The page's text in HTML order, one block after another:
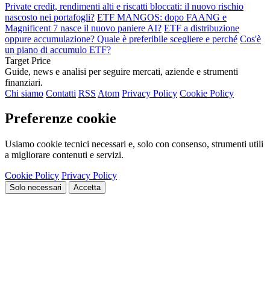
Private credit, rendimenti alti e riscatti bloccati: il nuovo rischio
nascosto nei portafogli? ETF MANGOS: dopo FAANG e
Magnificent 7 nasce il nuovo paniere AI? ETF a distribuzione
oppure accumulazione? Quale è preferibile scegliere e perché Cos'è
un piano di accumulo ETF?
Target Price
Guide, news e analisi per seguire mercati, aziende e strumenti
finanziari.
Chi siamo Contatti RSS Atom Privacy Policy Cookie Policy
Preferenze cookie
Usiamo cookie tecnici necessari e, solo con consenso, strumenti utili
a migliorare contenuti e servizi.
Cookie Policy Privacy Policy
Solo necessari Accetta